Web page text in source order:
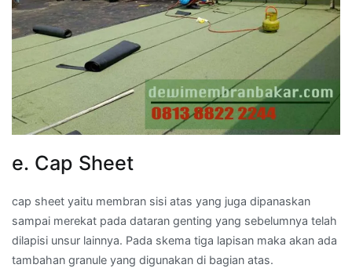
e. Cap Sheet
cap sheet yaitu membran sisi atas yang juga dipanaskan
sampai merekat pada dataran genting yang sebelumnya telah
dilapisi unsur lainnya. Pada skema tiga lapisan maka akan ada
tambahan granule yang digunakan di bagian atas.